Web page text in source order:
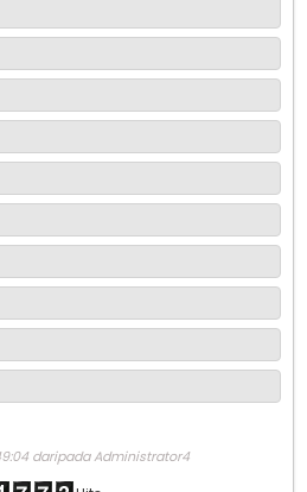
daripada Administrator4